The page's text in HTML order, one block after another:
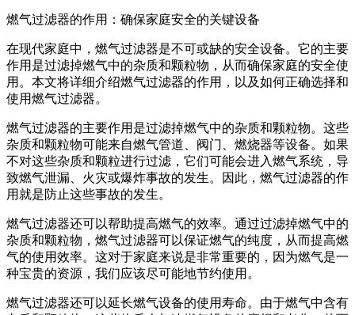
燃气过滤器的作用：确保家庭安全的关键设备
在现代家庭中，燃气过滤器是不可或缺的安全设备。它的主要
作用是过滤掉燃气中的杂质和颗粒物，从而确保家庭的安全使
用。本文将详细介绍燃气过滤器的作用，以及如何正确选择和
使用燃气过滤器。
燃气过滤器的主要作用是过滤掉燃气中的杂质和颗粒物。这些
杂质和颗粒物可能来自燃气管道、阀门、燃烧器等设备。如果
不对这些杂质和颗粒进行过滤，它们可能会进入燃气系统，导
致燃气泄漏、火灾或爆炸事故的发生。因此，燃气过滤器的作
用就是防止这些事故的发生。
燃气过滤器还可以帮助提高燃气的效率。通过过滤掉燃气中的
杂质和颗粒物，燃气过滤器可以保证燃气的纯度，从而提高燃
气的使用效率。这对于家庭来说是非常重要的，因为燃气是一
种宝贵的资源，我们应该尽可能地节约使用。
燃气过滤器还可以延长燃气设备的使用寿命。由于燃气中含有